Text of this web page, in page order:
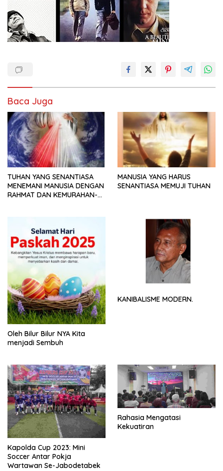
Baca Juga
TUHAN YANG SENANTIASA
MENEMANI MANUSIA DENGAN
RAHMAT DAN KEMURAHAN-
MANUSIA YANG HARUS
SENANTIASA MEMUJI TUHAN
Oleh Bilur Bilur NYA Kita
menjadi Sembuh
KANIBALISME MODERN.
Kapolda Cup 2023: Mini
Soccer Antar Pokja
Wartawan Se-Jabodetabek
Rahasia Mengatasi
Kekuatiran